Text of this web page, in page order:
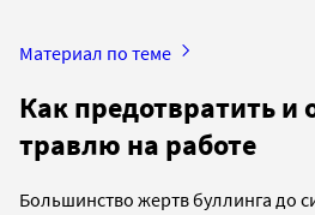
Материал по теме
Как предотвратить и
травлю на работе
Большинство жертв буллинга до